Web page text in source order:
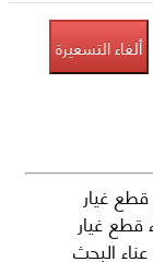
ألغاء التسعيرة
غيار
قطع غيار
البحث